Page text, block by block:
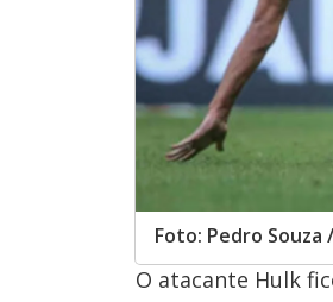
Foto: Pedro
O atacante Hulk